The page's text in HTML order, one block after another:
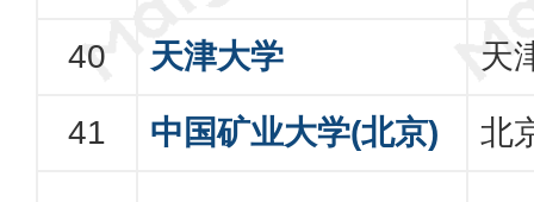
天津大学 天
中国矿业大学(北京) 北